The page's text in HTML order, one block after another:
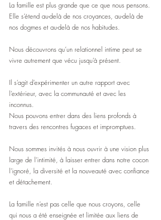
La famille est plus grande que ce que nous pensons.
Elle s’étend au-delà de nos croyances, au-delà de
nos dogmes et au-delà de nos habitudes.
Nous découvrons qu’un relationnel intime peut se
vivre autrement que vécu jusqu’à présent.
Il s’agit d’expérimenter un autre rapport avec
l’extérieur, avec la communauté et avec les
inconnus.
Nous pouvons entrer dans des liens profonds à
travers des rencontres fugaces et impromptues.
Nous sommes invités à nous ouvrir à une vision plus
large de l’intimité, à laisser entrer dans notre cocon
l’ignoré, la diversité et la nouveauté avec confiance
et détachement.
La famille n’est pas celle que nous croyons, celle
qui nous a été enseignée et limitée aux liens de